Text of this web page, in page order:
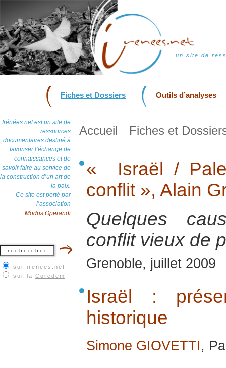
un site de
Fiches et Dossiers Outils d’analyses
Irénées.net est un site de
ressources
documentaires destiné à
favoriser l’échange de
connaissances et de
savoir faire au service de
la construction d’un art de
la paix.
Ce site est porté par
l’association
Modus Operandi
sur irenees.net
sur la Coredem
Accueil Fiches et
« Israël /
conflit », Alain
Quelques
conflit vieux de
Grenoble, juillet 2009
Israël :
historique
Simone GIOVETTI,